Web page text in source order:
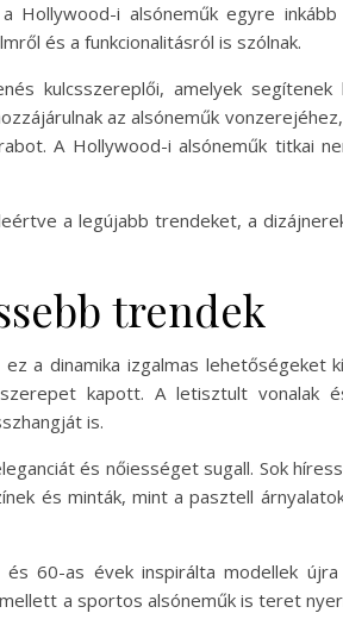
i alsóneműk egyre
és a funkcionalitásról is szólnak.
kulcsszereplői, amelyek
az alsóneműk
A Hollywood-i alsóneműk titkai
a legújabb trendeket, a
trendek
a dinamika izgalmas lehetőségeket
kapott. A letisztult vonalak
is.
és nőiességet sugall. Sok
és minták, mint a pasztell
60-as évek inspirálta modellek
a sportos alsóneműk is teret